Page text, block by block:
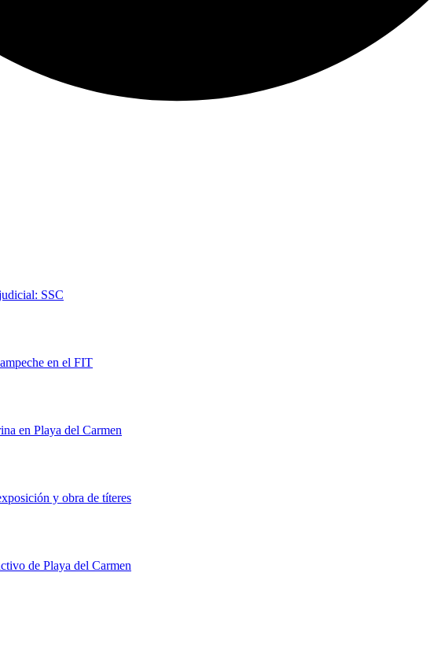
SSC
en el FIT
en Playa del Carmen
y obra de títeres
de Playa del Carmen